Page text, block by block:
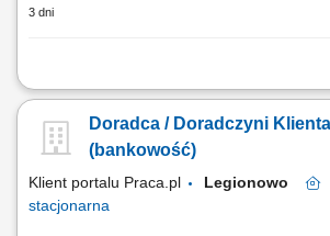
3 dni
obsługa klientów; utrzymywanie dobrych relacji z
firm;
Doradca / Doradczyni Klienta
(bankowość)
Klient portalu Praca.pl Legionowo
stacjonarna